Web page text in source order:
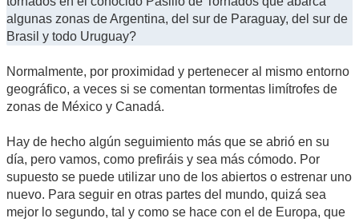
algunas zonas de Argentina, del sur de Paraguay, del sur de
Brasil y todo Uruguay?
Normalmente, por proximidad y pertenecer al mismo entorno
geográfico, a veces si se comentan tormentas limítrofes de
zonas de México y Canadá.
Hay de hecho algún seguimiento más que se abrió en su
día, pero vamos, como prefiráis y sea más cómodo. Por
supuesto se puede utilizar uno de los abiertos o estrenar uno
nuevo. Para seguir en otras partes del mundo, quizá sea
mejor lo segundo, tal y como se hace con el de Europa, que